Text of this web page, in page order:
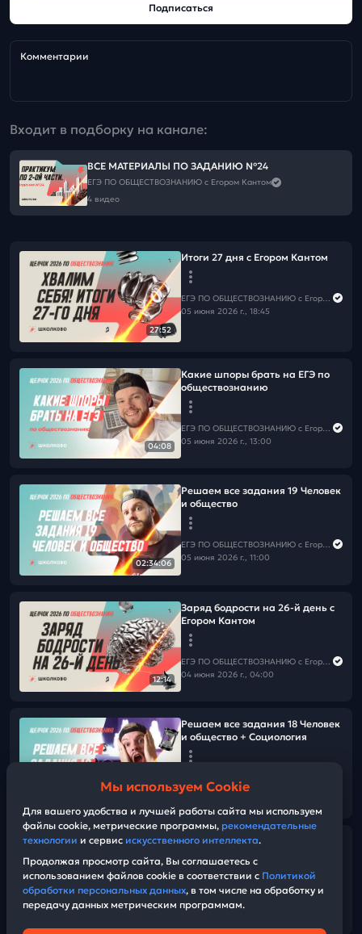
Подписаться
Комментарии
Входит в подборку на канале:
ВСЕ МАТЕРИАЛЫ ПО ЗАДАНИЮ №24
ЕГЭ ПО ОБЩЕСТВОЗНАНИЮ c Егором Кантом
4 видео
27:52
Итоги 27 дня с Егором Кантом
ЕГЭ ПО ОБЩЕСТВОЗНАНИЮ c Егором Кантом
05 июня 2026 г., 18:45
04:08
Какие шпоры брать на ЕГЭ по
обществознанию
ЕГЭ ПО ОБЩЕСТВОЗНАНИЮ c Егором Кантом
05 июня 2026 г., 13:00
02:34:06
Решаем все задания 19 Человек
и общество
ЕГЭ ПО ОБЩЕСТВОЗНАНИЮ c Егором Кантом
05 июня 2026 г., 11:00
12:14
Заряд бодрости на 26-й день с
Егором Кантом
ЕГЭ ПО ОБЩЕСТВОЗНАНИЮ c Егором Кантом
04 июня 2026 г., 04:00
Решаем все задания 18 Человек
и общество + Социология
03 июня 2026 г., 07:00
Заряд бодрости на 25-й день с
ЕГЭ ПО ОБЩЕСТВОЗНАНИЮ c Егором Кантом
03 июня 2026 г., 04:00
Мы используем Cookie
Для вашего удобства и лучшей работы сайта мы используем
файлы cookie, метрические программы, рекомендательные
технологии и сервис искусственного интеллекта.
Продолжая просмотр сайта, Вы соглашаетесь с
использованием файлов cookie в соответствии с Политикой
обработки персональных данных, в том числе на обработку и
передачу данных метрическим программам.